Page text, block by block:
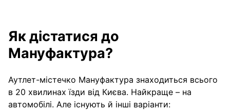
Як дістатися до
Мануфактура?
Аутлет-містечко Мануфактура знаходиться всього
в 20 хвилинах їзди від Києва. Найкраще – на
автомобілі. Але існують й інші варіанти: